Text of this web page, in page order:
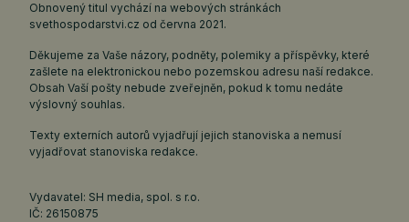
Obnovený titul vychází na webových stránkách
svethospodarstvi.cz od června 2021.
Děkujeme za Vaše názory, podněty, polemiky a příspěvky, které
zašlete na elektronickou nebo pozemskou adresu naší redakce.
Obsah Vaší pošty nebude zveřejněn, pokud k tomu nedáte
výslovný souhlas.
Texty externích autorů vyjadřují jejich stanoviska a nemusí
vyjadřovat stanoviska redakce.
Vydavatel: SH media, spol. s r.o.
IČ: 26150875